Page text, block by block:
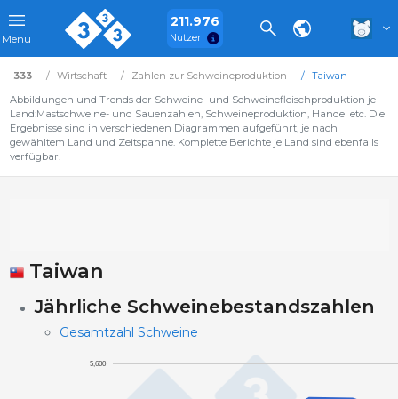
Menü
211.976
Nutzer
333 Wirtschaft Zahlen zur Schweineproduktion
Taiwan
Abbildungen und Trends der Schweine- und Schweinefleischproduktion je
Land:Mastschweine- und Sauenzahlen, Schweineproduktion, Handel etc. Die
Ergebnisse sind in verschiedenen Diagrammen aufgeführt, je nach
gewähltem Land und Zeitspanne. Komplette Berichte je Land sind ebenfalls
verfügbar.
Taiwan
Jährliche Schweinebestandszahlen
Gesamtzahl Schweine
5,600